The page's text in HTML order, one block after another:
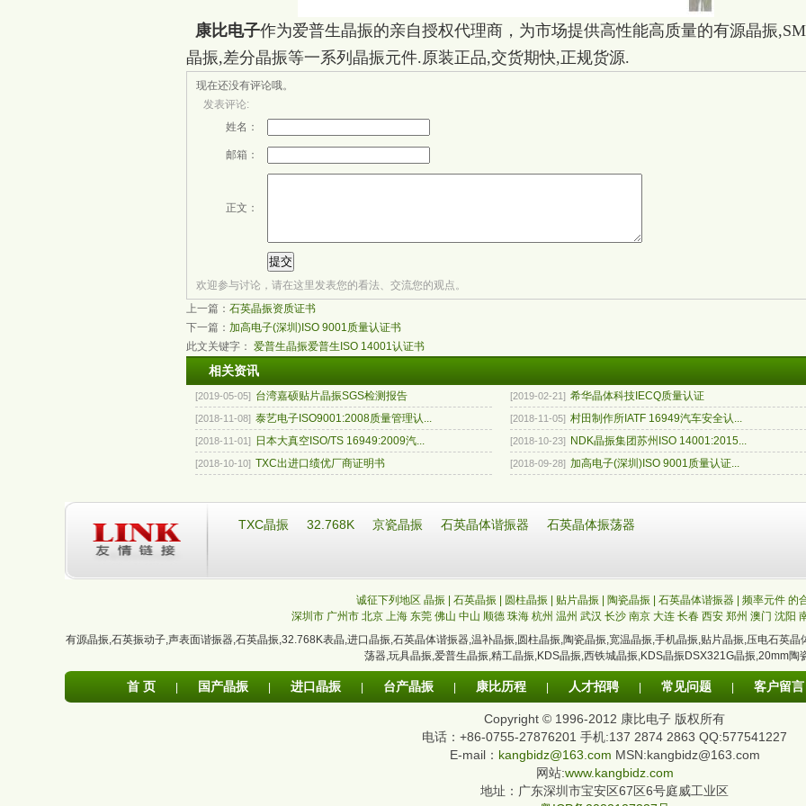
康比电子作为爱普生晶振的亲自授权代理商，为市场提供高性能高质量的有源晶振
晶振,差分晶振等一系列晶振元件.原装正品,交货期快,正规货源.
现在还没有评论哦。
发表评论:
姓名：
邮箱：
正文：
欢迎参与讨论，请在这里发表您的看法、交流您的观点。
上一篇： 石英晶振资质证书
下一篇： 加高电子(深圳)ISO 9001质量认证书
此文关键字： 爱普生晶振爱普生ISO 14001认证书
相关资讯
[2019-05-05] 台湾嘉硕贴片晶振SGS检测报告 [2019-02-21] 希华晶体科技IECQ质量认证
[2018-11-08] 泰艺电子ISO9001:2008质量管理认... [2018-11-05] 村田制作所IATF 16949汽车安全认...
[2018-11-01] 日本大真空ISO/TS 16949:2009汽... [2018-10-23] NDK晶振集团苏州ISO 14001:2015...
[2018-10-10] TXC出进口绩优厂商证明书 [2018-09-28] 加高电子(深圳)ISO 9001质量认证...
TXC晶振 32.768K 京瓷晶振 石英晶体谐振器 石英晶体振荡器
诚征下列地区 晶振 | 石英晶振 | 圆柱晶振 | 贴片晶振 | 陶瓷晶振 | 石英晶体谐振器 | 频率元件 的
深圳市 广州市 北京 上海 东莞 佛山 中山 顺德 珠海 杭州 温州 武汉 长沙 南京 大连 长春 西安 郑州 澳门 沈阳
有源晶振,石英振动子,声表面谐振器,石英晶振,32.768K表晶,进口晶振,石英晶体谐振器,温补晶振,圆柱晶振,陶瓷晶振,宽温晶振,手机晶振,贴片晶振,压电石英晶
荡器,玩具晶振,爱普生晶振,精工晶振,KDS晶振,西铁城晶振,KDS晶振DSX321G晶振,20mm陶
首 页 国产晶振 进口晶振 台产晶振 康比历程 人才招聘 常见问题 客户留言
Copyright © 1996-2012 康比电子 版权所有
电话：+86-0755-27876201 手机:137 2874 2863 QQ:577541227
E-mail： kangbidz@163.com MSN:kangbidz@163.com
网站:www.kangbidz.com
地址：广东深圳市宝安区67区6号庭威工业区